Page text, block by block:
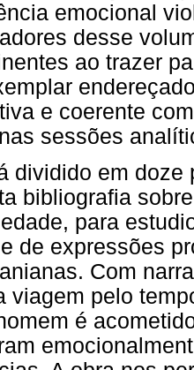
emocional
desse
ao trazer
e coerente
sessões
dividido em doze
bibliografia
para
de expressões
Com
viagem pelo
é